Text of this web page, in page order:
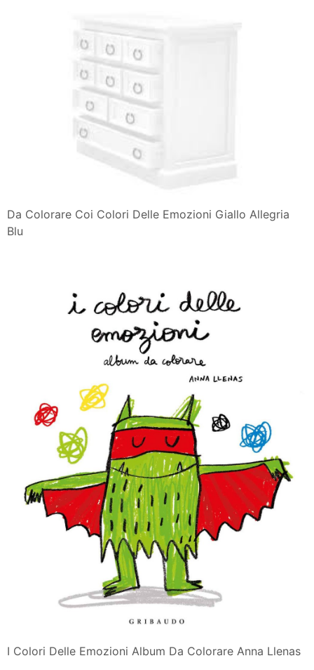
Da Colorare Coi Colori Delle Emozioni Giallo Allegria
Blu
I Colori Delle Emozioni Album Da Colorare Anna Llenas